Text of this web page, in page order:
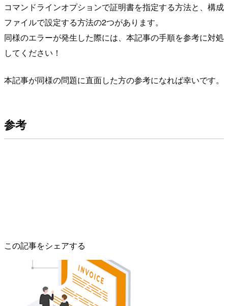
コマンドラインオプションで証明書を指定する方法と、構成
ファイルで設定する方法の2つがあります。
同様のエラーが発生した際には、本記事の手順を参考に対処
してください！
本記事が同様の問題に直面した方の参考になれば幸いです。
参考
この記事をシェアする